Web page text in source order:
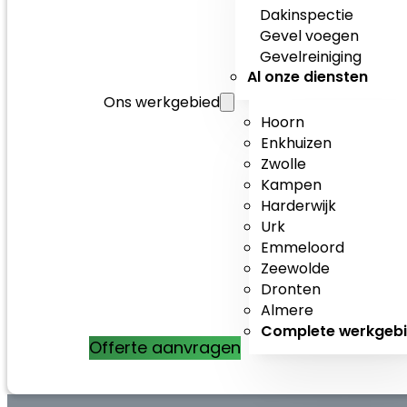
Dakinspectie
Gevel voegen
Gevelreiniging
Al onze diensten
Ons werkgebied
Hoorn
Enkhuizen
Zwolle
Kampen
Harderwijk
Urk
Emmeloord
Zeewolde
Dronten
Almere
Complete
Offerte aanvragen